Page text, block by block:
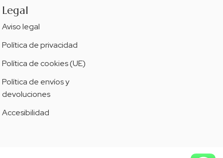
Legal
Aviso legal
Política de privacidad
Política de cookies (UE)
Política de envíos y
devoluciones
Accesibilidad